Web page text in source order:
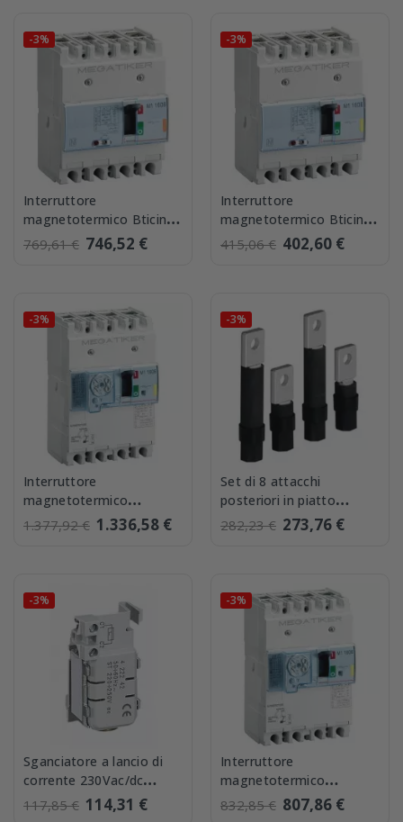
-3%
Interruttore
magnetotermico Bticino
MEGATIKER 3P+N 160A
T714B160
769,61 € 746,52 €
-3%
Interruttore
magnetotermico Bticino
MEGATIKER 3P+N 125A
16kA T714E125
415,06 € 402,60 €
-3%
Interruttore
magnetotermico
differenziale 3P+N 160A
16kA Bticino
1.377,92 € 1.336,58 €
-3%
Set di 8 attacchi
posteriori in piatto
sfalsati Bticino M7451/P
282,23 € 273,76 €
-3%
Sganciatore a lancio di
corrente 230Vac/dc
Bticino M7C230 per M4
630 e M5 1600
117,85 € 114,31 €
-3%
Interruttore
magnetotermico
differenziale 3P+N 100A
16kA Bticino
832,85 € 807,86 €